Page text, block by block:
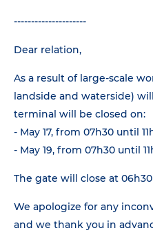
---------------------
Dear relation,
As a result of large-scale
landside and waterside)
terminal will be closed on:
- May 17, from 07h30 until
- May 19, from 07h30 until
The gate will close at
We apologize for any
and we thank you in